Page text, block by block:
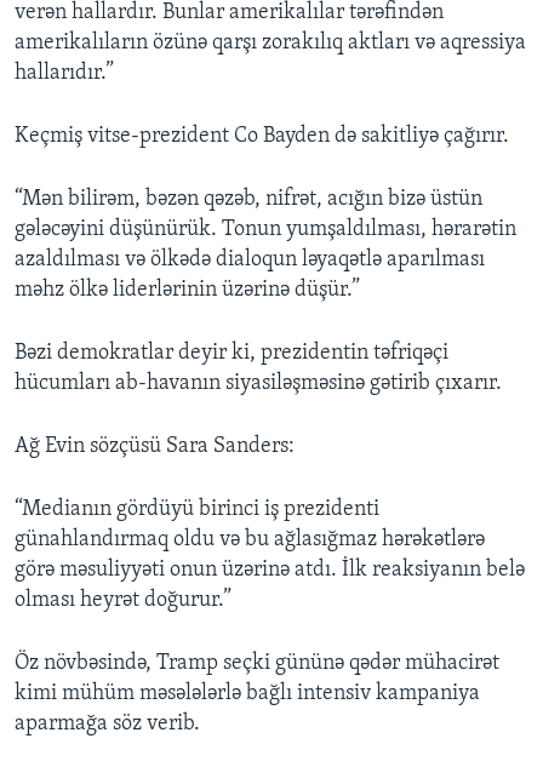
verən hallardır. Bunlar amerikalılar tərəfindən
amerikalıların özünə qarşı zorakılıq aktları və aqressiya
hallarıdır.”
Keçmiş vitse-prezident Co Bayden də sakitliyə çağırır.
“Mən bilirəm, bəzən qəzəb, nifrət, acığın bizə üstün
gələcəyini düşünürük. Tonun yumşaldılması, hərarətin
azaldılması və ölkədə dialoqun ləyaqətlə aparılması
məhz ölkə liderlərinin üzərinə düşür.”
Bəzi demokratlar deyir ki, prezidentin təfriqəçi
hücumları ab-havanın siyasiləşməsinə gətirib çıxarır.
Ağ Evin sözçüsü Sara Sanders:
“Medianın gördüyü birinci iş prezidenti
günahlandırmaq oldu və bu ağlasığmaz hərəkətlərə
görə məsuliyyəti onun üzərinə atdı. İlk reaksiyanın belə
olması heyrət doğurur.”
Öz növbəsində, Tramp seçki gününə qədər mühacirət
kimi mühüm məsələlərlə bağlı intensiv kampaniya
aparmağa söz verib.